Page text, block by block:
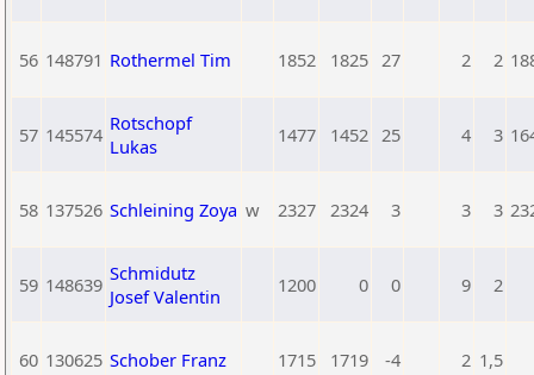
56 148791 Rothermel Tim 1852 1825 27 2 2
57 145574 Rotschopf
Lukas
1477 1452 25 4 3
58 137526 Schleining Zoya w 2327 2324 3 3 3
59 148639 Schmidutz
Josef Valentin
1200 0 0 9 2
60 130625 Schober Franz 1715 1719 -4 2 1,5